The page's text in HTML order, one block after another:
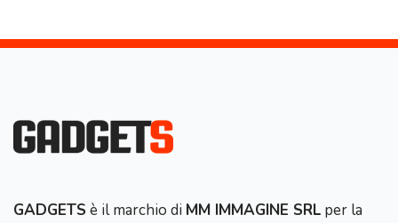
GADGETS è il marchio di MM IMMAGINE SRL per la